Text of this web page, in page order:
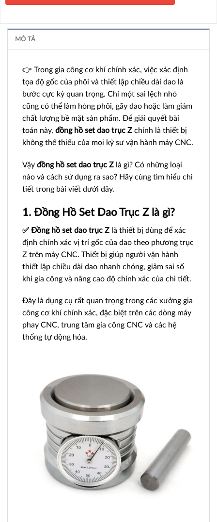
MÔ TẢ
👉 Trong gia công cơ khí chính xác, việc xác định
tọa độ gốc của phôi và thiết lập chiều dài dao là
bước cực kỳ quan trọng. Chỉ một sai lệch nhỏ
cũng có thể làm hỏng phôi, gãy dao hoặc làm giảm
chất lượng bề mặt sản phẩm. Để giải quyết bài
toán này, đồng hồ set dao trục Z chính là thiết bị
không thể thiếu của mọi kỹ sư vận hành máy CNC.
Vậy đồng hồ set dao trục Z là gì? Có những loại
nào và cách sử dụng ra sao? Hãy cùng tìm hiểu chi
tiết trong bài viết dưới đây.
1. Đồng Hồ Set Dao Trục Z là gì?
✅ Đồng hồ set dao trục Z là thiết bị dùng để xác
định chính xác vị trí gốc của dao theo phương trục
Z trên máy CNC. Thiết bị giúp người vận hành
thiết lập chiều dài dao nhanh chóng, giảm sai số
khi gia công và nâng cao độ chính xác của chi tiết.
Đây là dụng cụ rất quan trọng trong các xưởng gia
công cơ khí chính xác, đặc biệt trên các dòng máy
phay CNC, trung tâm gia công CNC và các hệ
thống tự động hóa.